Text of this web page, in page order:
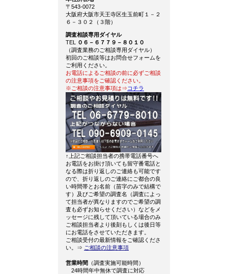
〒543-0072
大阪府大阪市天王寺区生玉前町１－２
６－３０２（３階）
調査相談専用ダイヤル
TEL
０６－６７７９－８０１０
（調査業務のご相談専用ダイヤル）
初回のご相談等はお問合せフォームを
ご利用ください。
お電話によるご相談の前に必ずご相談
の注意事項をご確認ください。
※ご相談の注意事項は⇒ コチラ
↑上記ご相談担当者の携帯電話番号へ
お電話をお掛け頂いても留守番電話と
なる際は折り返しのご連絡も可能です
ので、折り返しのご連絡にご都合の良
い時間帯とお名前（苗字のみで結構で
す）及びご希望の調査名（調査によっ
て担当者が異なりますのでご希望の調
査も必ずお知らせください）などをメ
ッセージに残して頂いている場合のみ
ご相談担当者より後刻もしくは後日等
にお電話をさせていただきます。
ご相談受付の最新情報をご確認くださ
い。⇒ ご相談の注意事項
営業時間 （調査実施可能時間）
24時間年中無休で調査に対応